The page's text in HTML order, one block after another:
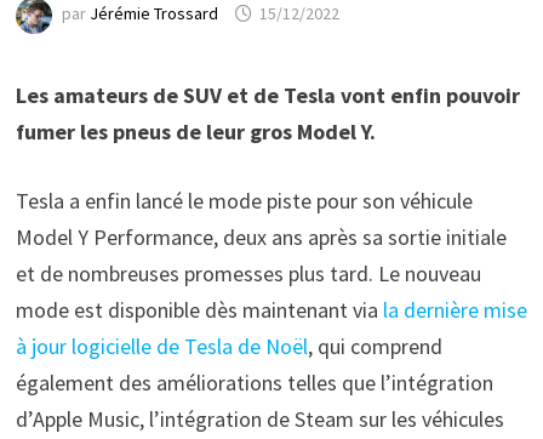
par Jérémie Trossard 15/12/2022
Les amateurs de SUV et de Tesla vont enfin pouvoir
fumer les pneus de leur gros Model Y.
Tesla a enfin lancé le mode piste pour son véhicule
Model Y Performance, deux ans après sa sortie initiale
et de nombreuses promesses plus tard. Le nouveau
mode est disponible dès maintenant via la dernière mise
à jour logicielle de Tesla de Noël, qui comprend
également des améliorations telles que l’intégration
d’Apple Music, l’intégration de Steam sur les véhicules